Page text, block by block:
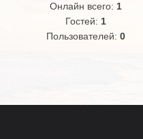
Онлайн всего: 1
Гостей: 1
Пользователей:0